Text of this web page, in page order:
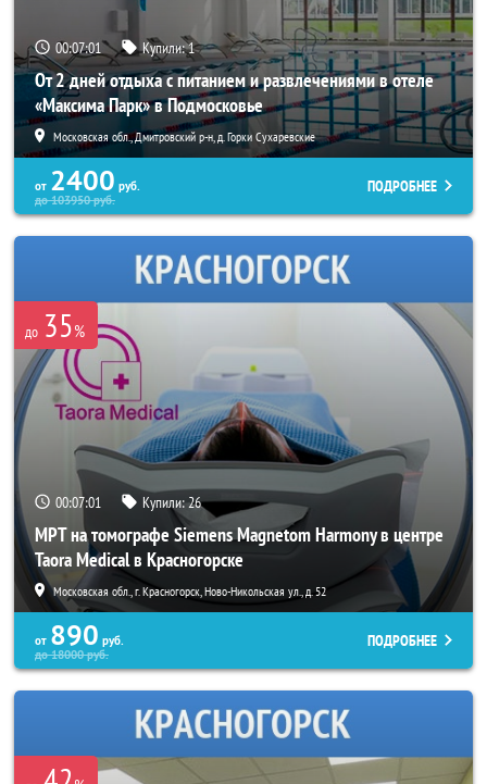
00:06:58 Купили:1
От 2 дней отдыха с питанием и развлечениями в отеле
«Максима Парк» в Подмосковье
Московская обл., Дмитровский р-н, д. Горки Сухаревские
от 2400 руб.
до103950руб.
ПОДРОБНЕЕ
до 35%
00:06:58 Купили:26
МРТ на томографе Siemens Magnetom Harmony в центре
Taora Medical в Красногорске
Московская обл., г. Красногорск, Ново-Никольская ул., д. 52
от 890 руб.
до18000руб.
ПОДРОБНЕЕ